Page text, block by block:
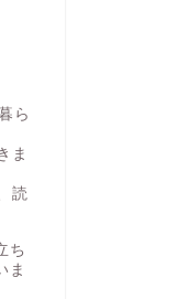
ら
ま
読
ち
ま